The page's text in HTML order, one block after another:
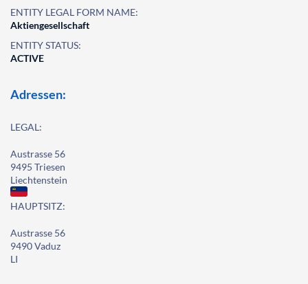
ENTITY LEGAL FORM NAME:
Aktiengesellschaft
ENTITY STATUS:
ACTIVE
Adressen:
LEGAL:
Austrasse 56
9495 Triesen
Liechtenstein
HAUPTSITZ:
Austrasse 56
9490 Vaduz
LI